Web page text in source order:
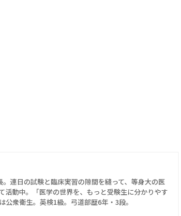
連日の試験と臨床実習の隙間を縫って、等身大の医
動中。「医学の世界を、もっと受験生に分かりやす
衆衛生。英検1級。弓道部歴6年・3段。